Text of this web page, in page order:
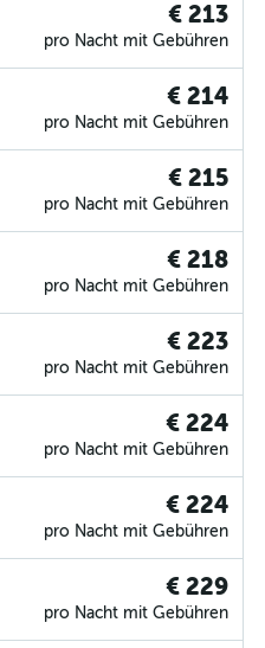
€ 213
pro Nacht mit Gebühren
€ 214
pro Nacht mit Gebühren
€ 215
pro Nacht mit Gebühren
€ 218
pro Nacht mit Gebühren
€ 223
pro Nacht mit Gebühren
€ 224
pro Nacht mit Gebühren
€ 224
pro Nacht mit Gebühren
€ 229
pro Nacht mit Gebühren